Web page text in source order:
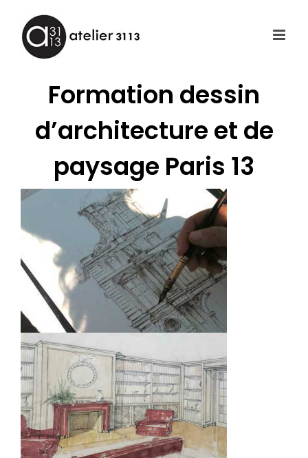
contenu
Formation dessin
d’architecture et de
paysage Paris 13